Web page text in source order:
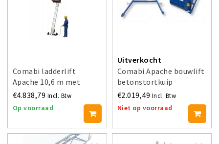
Comabi ladderlift
Apache 10,6 m met
knikstuk
€4.838,79 Incl. Btw
Op voorraad
Uitverkocht
Comabi Apache bouwlift
betonstortkuip
€2.019,49 Incl. Btw
Niet op voorraad